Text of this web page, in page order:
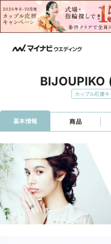
BIJOUPIKO
カップル応援
基本情報 商品